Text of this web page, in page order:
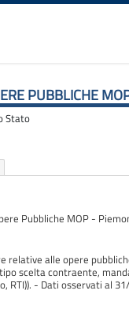
PUBBLICHE
Stato
Pubbliche MOP -
relative alle opere
scelta contraente,
RTI)). - Dati osservati al